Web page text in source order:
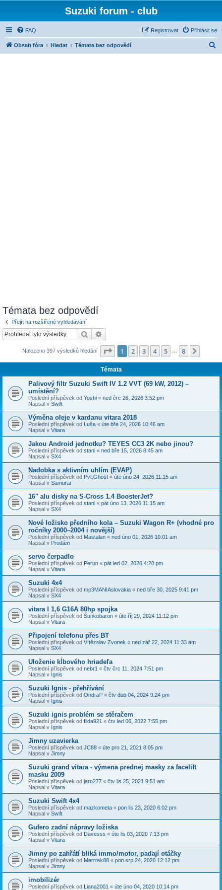
Suzuki forum - club
FAQ Přihlásit se
Registrovat
Obsah fóra Hledat Témata bez odpovědí
Témata bez odpovědí
Přejít na rozšířené vyhledávání
Hledat
Nalezeno 397 výsledků hledání Stránka z
1 2 3 4 5 8
Témata
Palivový filtr Suzuki Swift IV 1.2 VVT (69 kW, 2012) –
umístění?
Poslední příspěvek od Yoshi « ned črc 26, 2026 3:52 pm
Napsal v Swift
Výměna oleje v kardanu vitara 2018
Poslední příspěvek od Luša « úte bře 24, 2026 10:46 am
Napsal v Vitara
Jakou Android jednotku? TEYES CC3 2K nebo jinou?
Poslední příspěvek od stani « ned bře 15, 2026 8:45 am
Napsal v SX4
Nadobka s aktivním uhlím (EVAP)
Poslední příspěvek od Pvt.Ghost « úte úno 24, 2026 11:15 am
Napsal v Samurai
16" alu disky na S-Cross 1.4 BoosterJet?
Poslední příspěvek od stani « pát úno 13, 2026 11:15 am
Napsal v SX4
​Nové ložisko předního kola – Suzuki Wagon R+ (vhodné pro
ročníky 2000–2004 i novější)
Poslední příspěvek od Mastalan « ned úno 01, 2026 10:01 am
Napsal v Prodám
servo čerpadlo
Poslední příspěvek od Perun « pát led 02, 2026 4:28 pm
Napsal v Vitara
Suzuki 4x4
Poslední příspěvek od mp3MANIAslovakia « ned bře 30, 2025 9:41 pm
Napsal v SX4
vitara I 1,6 G16A 80hp spojka
Poslední příspěvek od Šunkobaron « úte říj 29, 2024 11:12 pm
Napsal v Vitara
Připojení telefonu přes BT
Poslední příspěvek od Vítězslav Zvonek « ned zář 22, 2024 11:33 am
Napsal v SX4
Uloženie kĺbového hriadeľa
Poslední příspěvek od nebr1 « čtv črc 11, 2024 7:51 pm
Napsal v Ignis
Suzuki Ignis - přehřívání
Poslední příspěvek od OndraP « čtv dub 04, 2024 9:24 pm
Napsal v Ignis
Suzuki ignis problém se stěračem
Poslední příspěvek od filda921 « čtv led 06, 2022 7:55 pm
Napsal v Ignis
Jimny uzavierka
Poslední příspěvek od JC88 « úte pro 21, 2021 8:05 pm
Napsal v Jimny
Suzuki grand vitara - výmena prednej masky za facelift
masku 2009
Poslední příspěvek od jaro277 « čtv lis 25, 2021 9:51 am
Napsal v Vitara
Suzuki Swift 4x4
Poslední příspěvek od mazkometa « pon lis 23, 2020 6:02 pm
Napsal v Swift
Gufero zadní nápravy ložiska
Poslední příspěvek od Davesss « úte lis 03, 2020 7:13 pm
Napsal v Vitara
Jimny po zahřátí bliká immo/motor, padají otáčky
Poslední příspěvek od Marrrek88 « pon srp 24, 2020 12:12 pm
Napsal v Jimny
imobilizér
Poslední příspěvek od Liana2001 « úte úno 04, 2020 10:14 pm